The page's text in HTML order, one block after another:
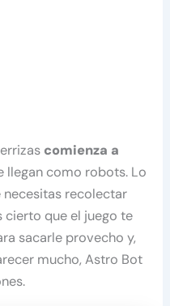
comienza a
llegan como robots. Lo
necesitas recolectar
cierto que el juego te
sacarle provecho y,
mucho, Astro Bot